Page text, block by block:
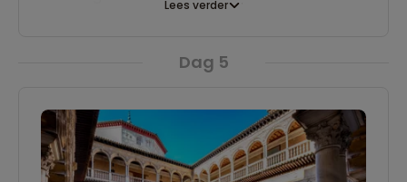
Lees verder
Dag 5